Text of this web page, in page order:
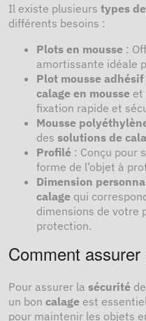
Il existe plusieurs types
différents besoins :
Plots en mousse :
amortissante idéale
Plot mousse adhésif
calage en mousse et
fixation rapide et
Mousse
des solutions de
Profilé : Conçu pour
forme de l’objet à
Dimension
calage qui
dimensions de votre
protection.
Comment
Pour assurer la sécurité
un bon calage est
pour maintenir les objets